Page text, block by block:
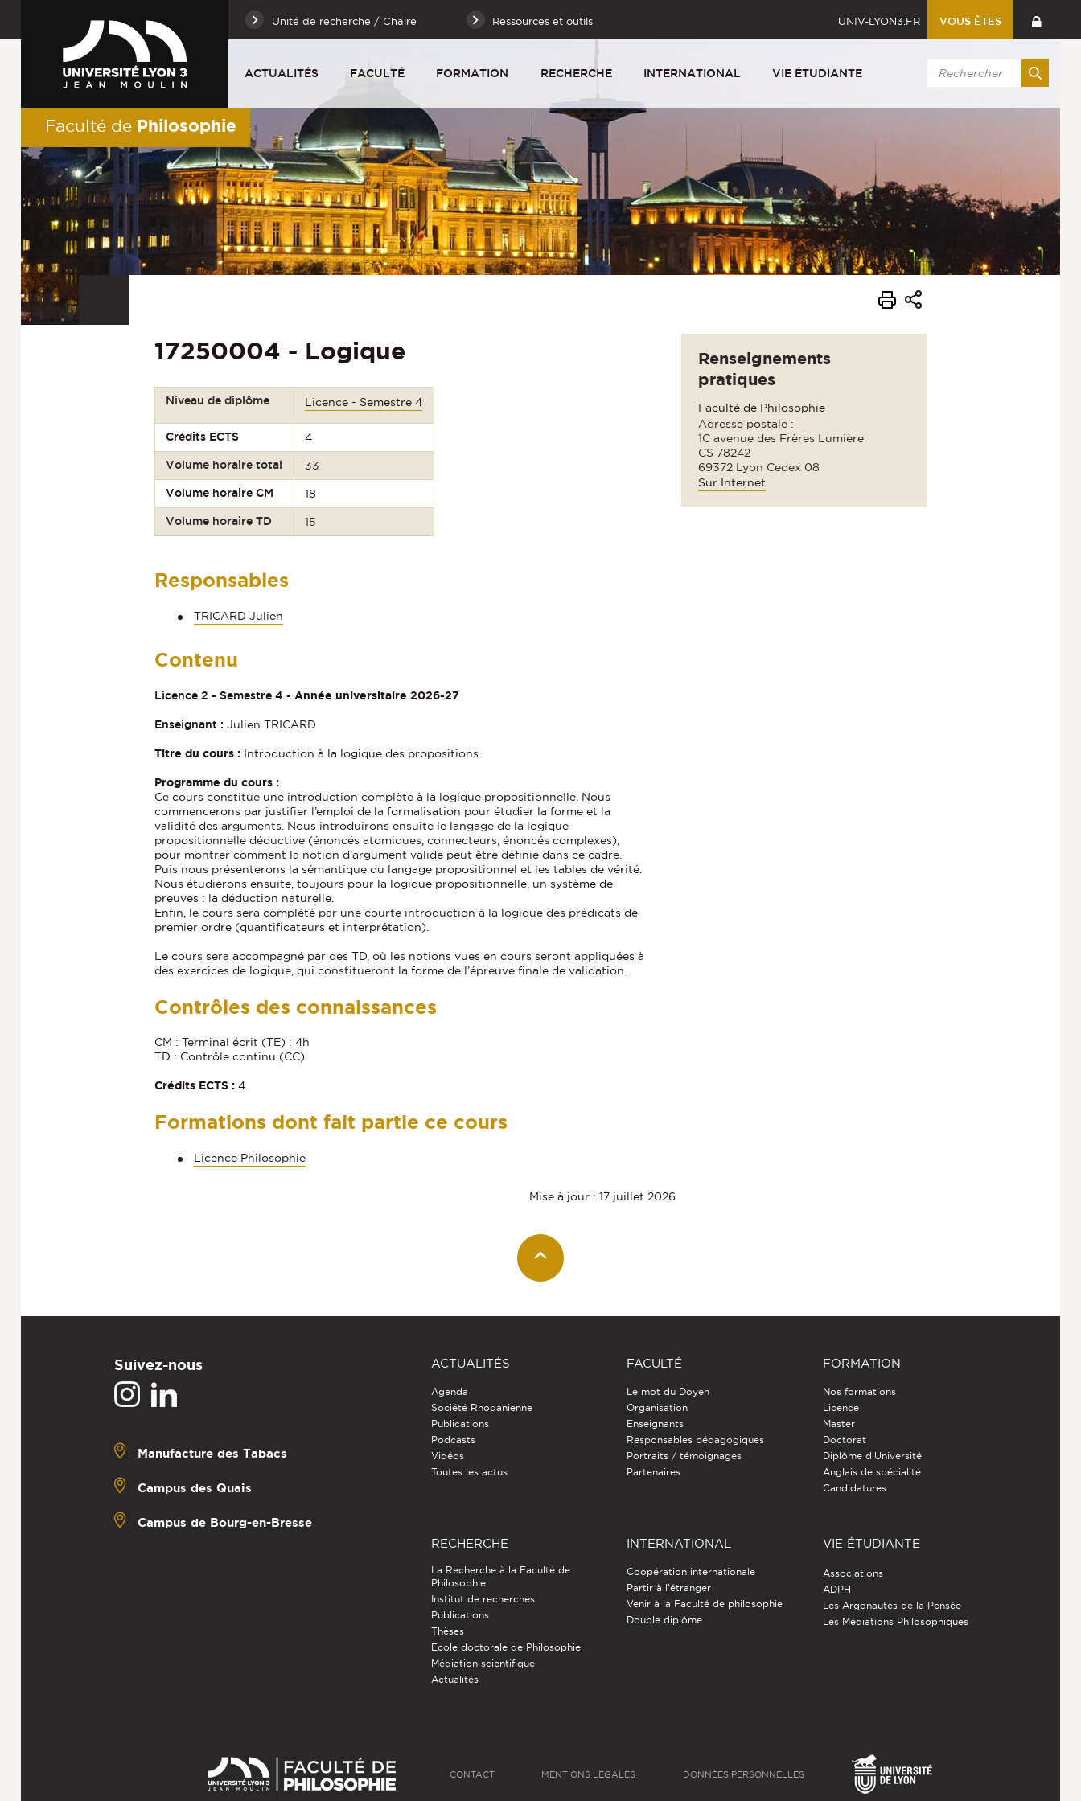
Unité de recherche / Chaire Ressources et outils UNIV-LYON3.FR VOUS ÊTES
ACTUALITÉS FACULTÉ FORMATION RECHERCHE INTERNATIONAL VIE ÉTUDIANTE
Faculté de Philosophie
17250004 - Logique
Niveau de diplôme Licence - Semestre 4
Crédits ECTS 4
Volume horaire total 33
Volume horaire CM 18
Volume horaire TD 15
Responsables
TRICARD Julien
Contenu
Licence 2 - Semestre 4 - Année universitaire 2026-27
Enseignant : Julien TRICARD
Titre du cours : Introduction à la logique des propositions
Programme du cours :
Ce cours constitue une introduction complète à la logique propositionnelle. Nous
commencerons par justifier l’emploi de la formalisation pour étudier la forme et la
validité des arguments. Nous introduirons ensuite le langage de la logique
propositionnelle déductive (énoncés atomiques, connecteurs, énoncés complexes),
pour montrer comment la notion d’argument valide peut être définie dans ce cadre.
Puis nous présenterons la sémantique du langage propositionnel et les tables de vérité.
Nous étudierons ensuite, toujours pour la logique propositionnelle, un système de
preuves : la déduction naturelle.
Enfin, le cours sera complété par une courte introduction à la logique des prédicats de
premier ordre (quantificateurs et interprétation).
Le cours sera accompagné par des TD, où les notions vues en cours seront appliquées à
des exercices de logique, qui constitueront la forme de l’épreuve finale de validation.
Contrôles des connaissances
CM : Terminal écrit (TE) : 4h
TD : Contrôle continu (CC)
Crédits ECTS : 4
Formations dont fait partie ce cours
Licence Philosophie
Renseignements
pratiques
Faculté de Philosophie
Adresse postale :
1C avenue des Frères Lumière
CS 78242
69372 Lyon Cedex 08
Sur Internet
Mise à jour : 17 juillet 2026
Suivez-nous
Manufacture des Tabacs
Campus des Quais
Campus de Bourg-en-Bresse
ACTUALITÉS
Agenda
Société Rhodanienne
Publications
Podcasts
Vidéos
Toutes les actus
FACULTÉ
Le mot du Doyen
Organisation
Enseignants
Responsables pédagogiques
Portraits / témoignages
Partenaires
FORMATION
Nos formations
Licence
Master
Doctorat
Diplôme d'Université
Anglais de spécialité
Candidatures
RECHERCHE
La Recherche à la Faculté de
Philosophie
Institut de recherches
Publications
Thèses
Ecole doctorale de Philosophie
Médiation scientifique
Actualités
INTERNATIONAL
Coopération internationale
Partir à l'étranger
Venir à la Faculté de philosophie
Double diplôme
VIE ÉTUDIANTE
Associations
ADPH
Les Argonautes de la Pensée
Les Médiations Philosophiques
CONTACT MENTIONS LÉGALES DONNÉES PERSONNELLES